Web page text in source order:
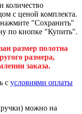
количество
с ценой комплекта.
"Сохранить"
по кнопке "Купить".
размер полотна
размера,
заказа.
с условиями оплаты
можно на